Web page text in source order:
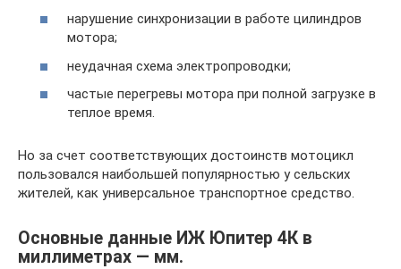
нарушение синхронизации в работе цилиндров
мотора;
неудачная схема электропроводки;
частые перегревы мотора при полной загрузке в
теплое время.
Но за счет соответствующих достоинств мотоцикл
пользовался наибольшей популярностью у сельских
жителей, как универсальное транспортное средство.
Основные данные ИЖ Юпитер 4К в
миллиметрах — мм.